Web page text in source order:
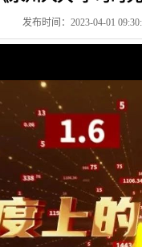
发布时间：2023-04-01